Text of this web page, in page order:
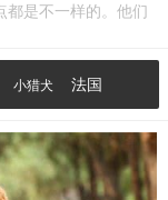
都是不一样的。他们
挑选宠物狗的时候可
它们的优缺点然后
小猎犬 法国